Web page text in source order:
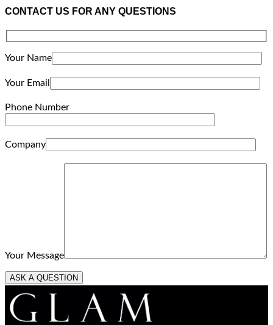
CONTACT US FOR ANY QUESTIONS
Your Name
Your Email
Phone Number
Company
Your Message